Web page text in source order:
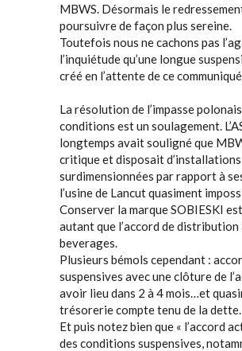
MBWS. Désormais le
poursuivre de façon plus sereine.
Toutefois nous ne cachons pas
l’inquiétude qu’une longue
créé en l’attente de ce
La résolution de l’impasse
conditions est un soulagement.
longtemps avait souligné que
critique et disposait
surdimensionnées par rapport à
l’usine de Lancut quasiment
Conserver la marque SOBIESKI
autant que l’accord de distribution
beverages.
Plusieurs bémols cependant :
suspensives avec une clôture de
avoir lieu dans 2 à 4 mois…et
trésorerie compte tenu de la dette.
Et puis notez bien que « l’accord
des conditions suspensives,